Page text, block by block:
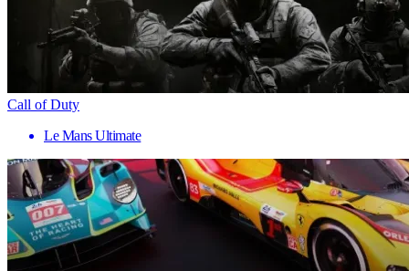
Call of Duty
Le Mans Ultimate